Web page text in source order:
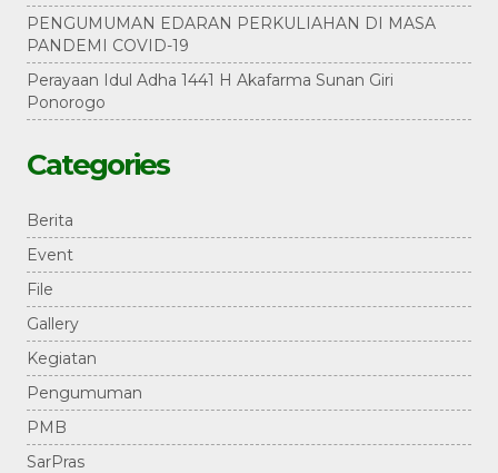
PENGUMUMAN EDARAN PERKULIAHAN DI MASA
PANDEMI COVID-19
Perayaan Idul Adha 1441 H Akafarma Sunan Giri
Ponorogo
Categories
Berita
Event
File
Gallery
Kegiatan
Pengumuman
PMB
SarPras